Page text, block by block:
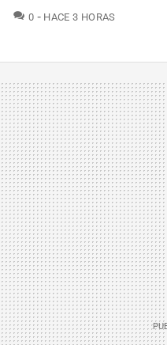
0 COMENTARIOS
HACE 3 HORAS